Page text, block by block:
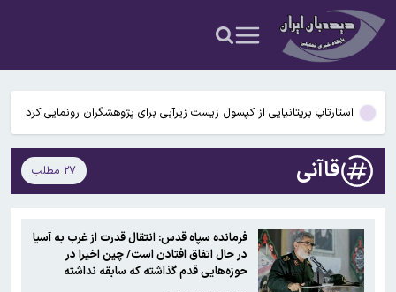
اجرای کامل تعهدات آمریکا باشد
جلسات صحن علنی مجلس هفته آینده برگزار می‌شود
آخرین وضعیت بازار رمزارزها در جهان/ معاملات ۶ رمزارز متوقف شد
استارتاپ بریتانیایی از کپسول زیست زیرآبی برای پژوهشگران رونمایی کرد
یک تغییر مهم در حوزه کالابرگ/ رقم کالابرگ یک میلیون تومانی چه
زمانی افزایش خواهد یافت؟
سخنگوی هیات رئیسه مجلس: هرگونه بازگشایی تنگه هرمز باید منوط به
جلسات صحن علنی مجلس هفته آینده برگزار می‌شود
آخرین وضعیت بازار رمزارزها در جهان/ معاملات ۶ رمزارز متوقف شد
قاآنی ۲۷ مطلب
فرمانده سپاه قدس: انتقال قدرت از غرب به آسیا
در حال اتفاق افتادن است/ چین اخیرا در
حوزه‌هایی قدم گذاشته که سابقه نداشته